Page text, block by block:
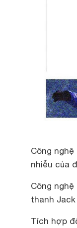
Công
nhiễu của
Công
thanh Jack
Tích hợp